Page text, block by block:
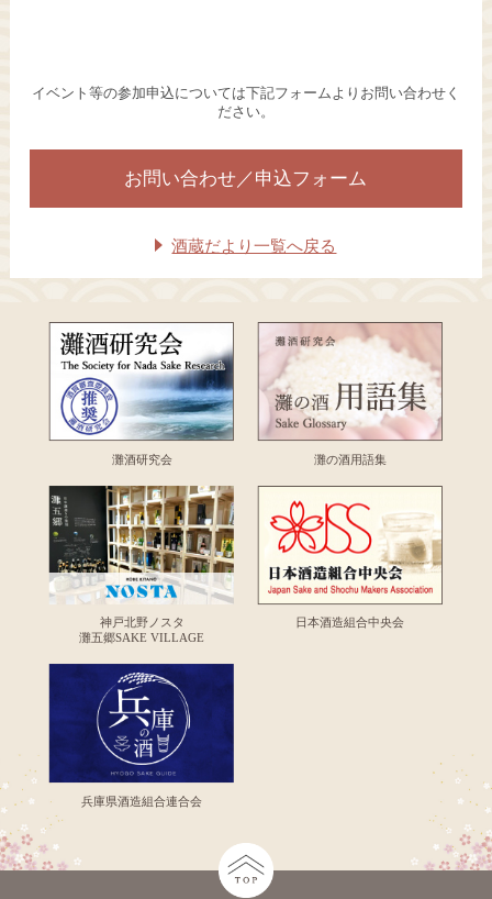
イベント等の参加申込については下記フォームよりお問い合わせく
ださい。
お問い合わせ／申込フォーム
酒蔵だより一覧へ戻る
灘酒研究会 灘の酒用語集
神戸北野ノスタ
灘五郷SAKE VILLAGE
日本酒造組合中央会
兵庫県酒造組合連合会